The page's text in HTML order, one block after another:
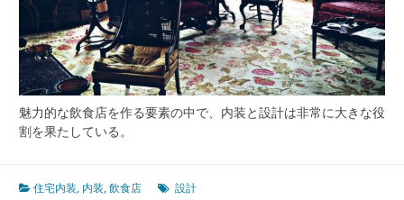
心
地
よ
さ
の
本
質
る
魅力的な飲食店を作る要素の中で、内装と設計は非常に大きな役
割を果たしている。
住宅内装, 内装,飲食店 設計